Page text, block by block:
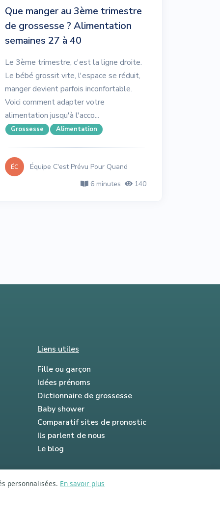
Que manger au 3ème trimestre
de grossesse ? Alimentation
semaines 27 à 40
Le 3ème trimestre, c'est la ligne droite.
Le bébé grossit vite, l'espace se réduit,
manger devient parfois inconfortable.
Voici comment adapter votre
alimentation jusqu'à l'acco...
Grossesse Alimentation
ÉC
Équipe C'est Prévu Pour Quand
6 minutes
140
Liens utiles
Fille ou garçon
Idées prénoms
Dictionnaire de grossesse
Baby shower
Comparatif sites de pronostic
Ils parlent de nous
Le blog
personnalisées. En savoir plus